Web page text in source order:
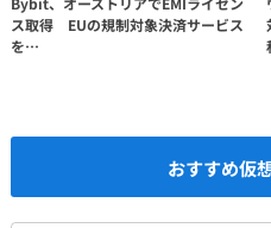
ス取得 EUの規制対象決済サービス
を…
おすすめ仮